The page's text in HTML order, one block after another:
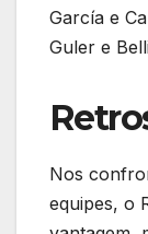
García e
Guler e
Nos
equipes, o